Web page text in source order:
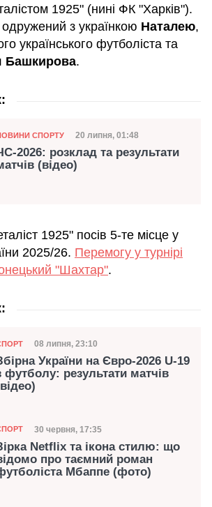
1925" (нині ФК "Харків").
з українкою Наталею,
українського футболіста та
Башкирова.
СПОРТУ Дата публікації
20 липня, 01:48
2026: розклад та результати
(відео)
1925" посів 5-те місце у
2025/26. Перемогу у турнірі
"Шахтар".
Дата публікації
08 липня, 23:10
України на Євро-2026 U-19
футболу: результати матчів
Дата публікації
30 червня, 17:35
Netflix та ікона стилю: що
про таємний роман
Мбаппе (фото)